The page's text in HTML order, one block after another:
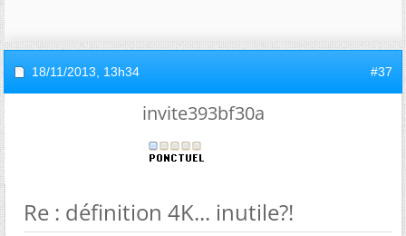
18/11/2013, 13h34 #37
invite393bf30a
Re : définition 4K... inutile?!